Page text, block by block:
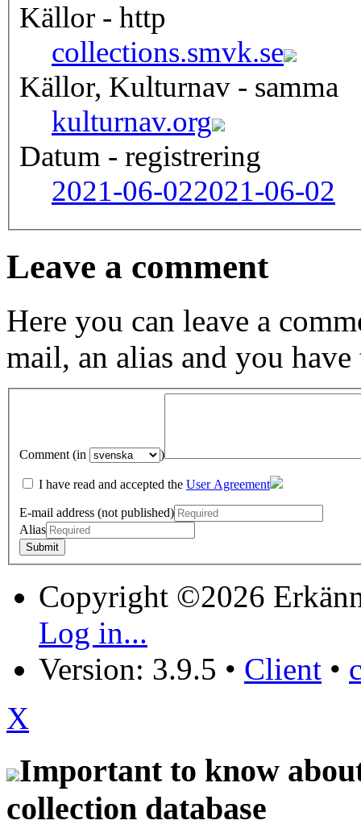
Källor - http
collections.smvk.se
Källor, Kulturnav - samma
kulturnav.org
Datum - registrering
2021-06-022021-06-02
Leave a comment
Here you can leave a
mail, an alias and you have
Comment (in )
I have read and accepted the User Agreement
E-mail address (not published)
Alias
Copyright ©2026
Log in...
Version: 3.9.5 • Client •
X
Important to know
collection database